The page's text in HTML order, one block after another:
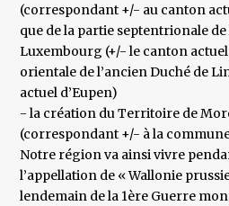
(correspondant +/- au canton
que de la partie septentrionale de
Luxembourg (+/- le canton
orientale de l’ancien Duché de
actuel d’Eupen)
- la création du Territoire de
(correspondant +/- à la
Notre région va ainsi vivre
l’appellation de « Wallonie
lendemain de la 1ère Guerre